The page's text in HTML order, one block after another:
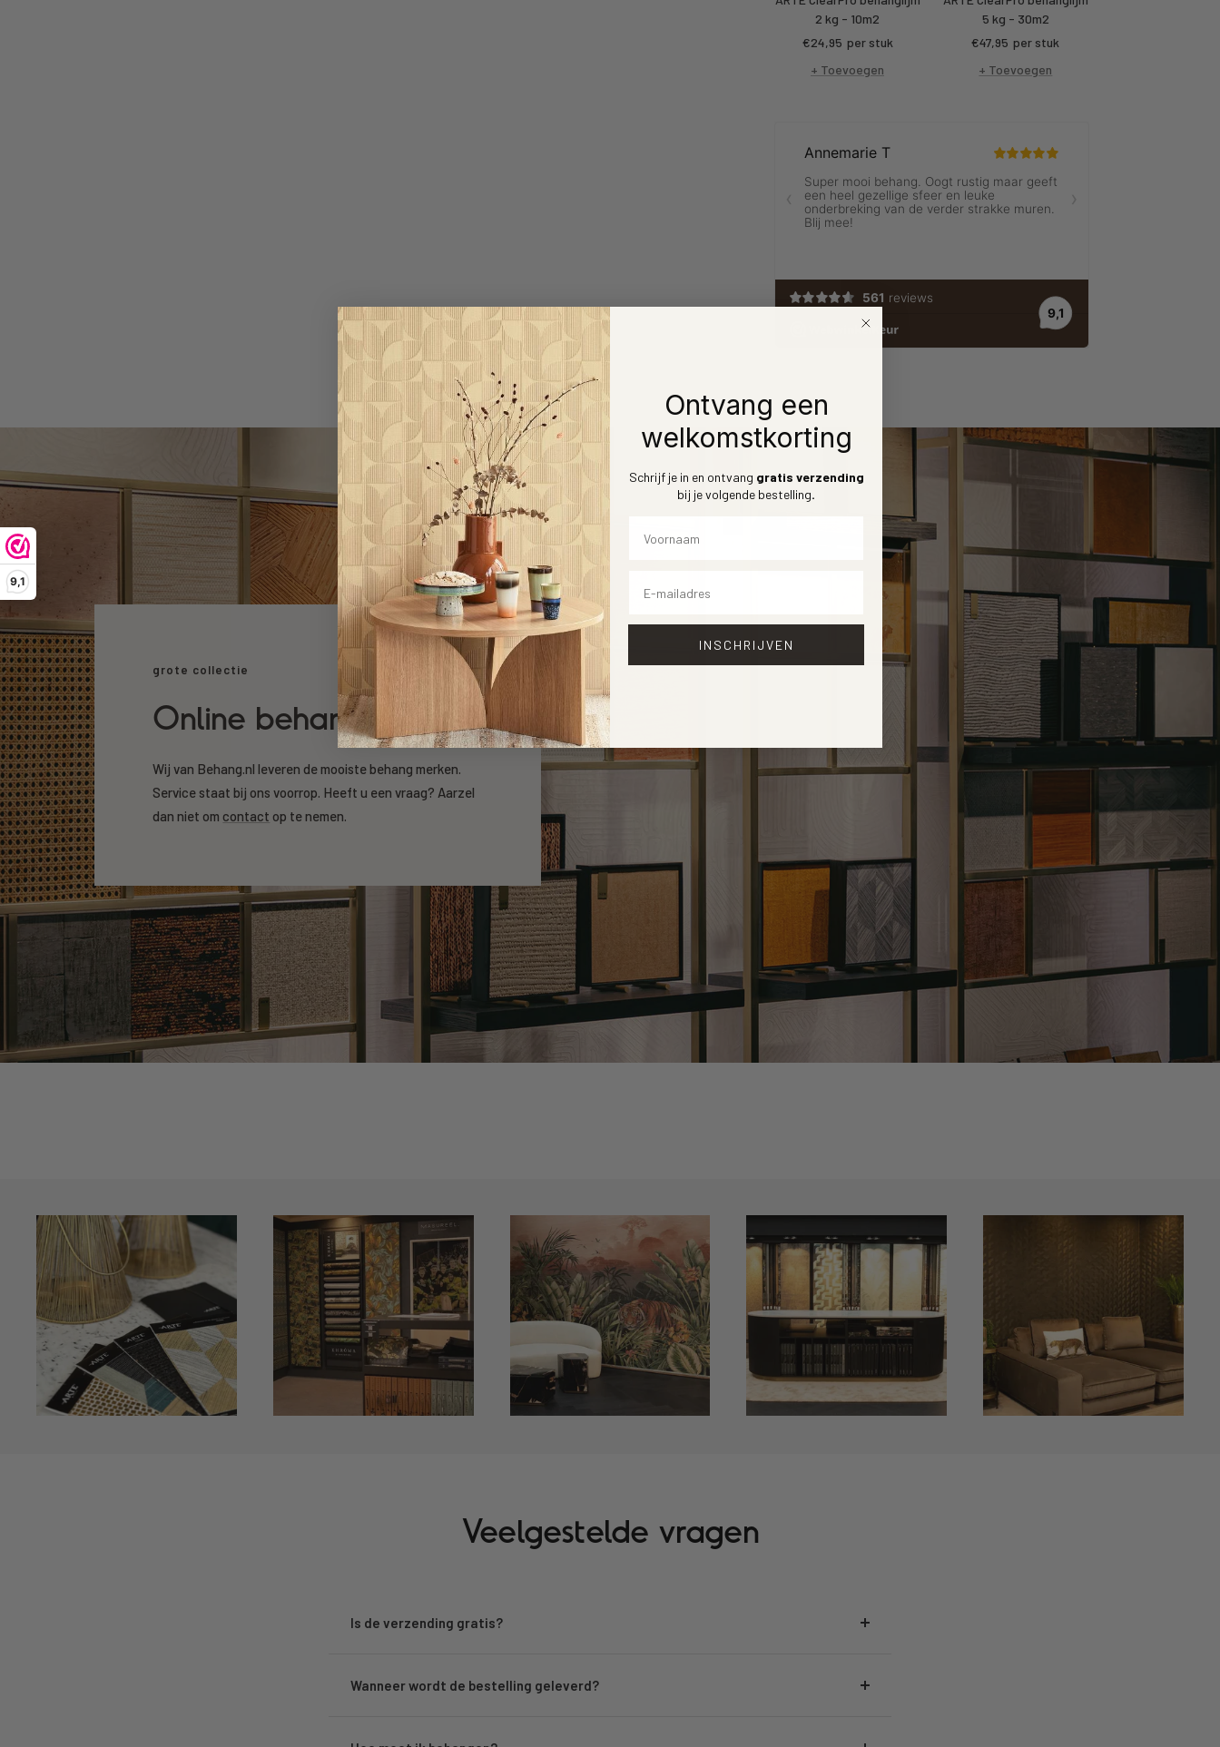
9,1
2 kg - 10m2
Kortings
prijs
€24,95 per stuk
+ Toevoegen
5 kg - 30m2
Kortings
prijs
€47,95 per stuk
+ Toevoegen
grote collectie
Online behang kopen
Wij van Behang.nl leveren de mooiste behang merken.
Service staat bij ons voorrop. Heeft u een vraag? Aarzel
dan niet omcontact op te nemen.
Veelgestelde vragen
Is de verzending gratis?
Wanneer wordt de bestelling geleverd?
Ontvang een
welkomstkorting
Schrijf je in en ontvang gratis verzending
bij je volgende bestelling.
INSCHRIJVEN